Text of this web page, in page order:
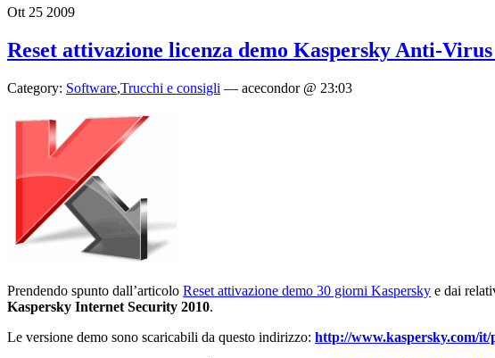
Ott 25 2009
Reset attivazione licenza demo Kaspersky Anti-
Category: Software,Trucchi e consigli — acecondor @ 23:03
Prendendo spunto dall’articolo Reset attivazione demo 30 giorni Kaspersky e dai
Kaspersky Internet Security 2010.
Le versione demo sono scaricabili da questo indirizzo: http://www.kaspersky.com/it/